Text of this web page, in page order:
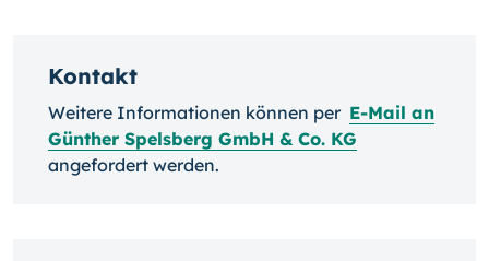
Kontakt
Weitere Informationen können per E-Mail an
Günther Spelsberg GmbH & Co. KG
angefordert werden.